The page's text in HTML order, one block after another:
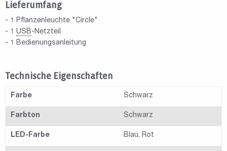
Lieferumfang
- 1 Pflanzenleuchte "Circle"
- 1 USB-Netzteil
- 1 Bedienungsanleitung
Technische Eigenschaften
Farbe Schwarz
Farbton Schwarz
LED-Farbe Blau, Rot